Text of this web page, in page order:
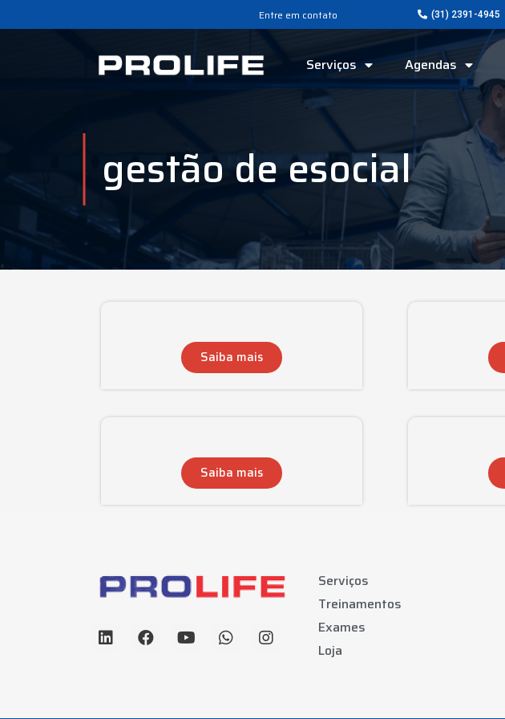
Entre em contato (31) 2391-4945
Serviços Agendas
gestão de esocial
Saiba mais
Saiba mais
Serviços
Treinamentos
Exames
Loja